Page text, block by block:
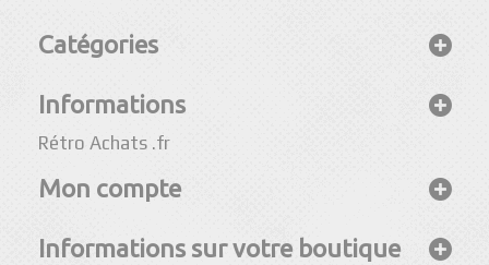
Catégories
Informations
Rétro Achats .fr
Mon compte
Informations sur votre boutique